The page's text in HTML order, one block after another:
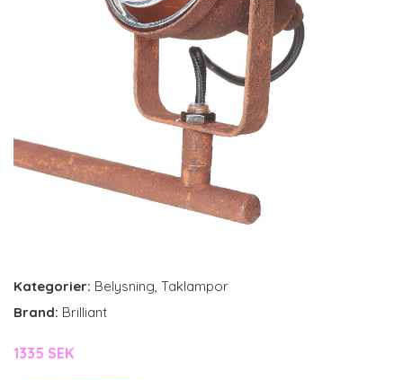
Kategorier: Belysning, Taklampor
Brand: Brilliant
1335 SEK